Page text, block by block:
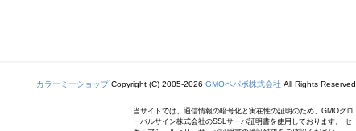
カラーミーショップCopyright (C) 2005-2026 GMOペパボ株式会社 All Rights Reserved.
当サイトでは、通信情報の暗号化と実在性の証明のため、GMOグロ
ーバルサイン株式会社のSSLサーバ証明書を使用しております。 セ